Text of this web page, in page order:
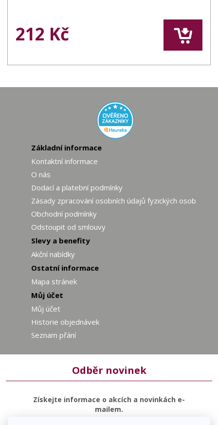
212 Kč
Základní informace
Kontaktní informace
O nás
Dodací a platební podmínky
Zásady zpracování osobních údajů fyzických osob
Obchodní podmínky
Odstoupit od smlouvy
Slevy a benefity
Akční nabídky
Ostatní informace
Mapa stránek
Můj účet
Můj účet
Historie objednávek
Seznam přání
Odběr novinek
Získejte informace o akcích a novinkách e-
mailem.